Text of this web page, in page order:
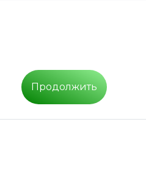
Продолжить